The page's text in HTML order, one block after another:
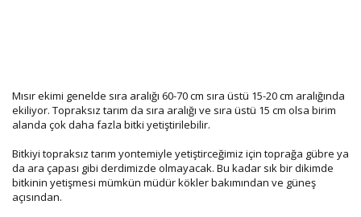
Mısır ekimi genelde sıra aralığı 60-70 cm sıra üstü 15-20 cm aralığında
ekiliyor. Topraksız tarım da sıra aralığı ve sıra üstü 15 cm olsa birim
alanda çok daha fazla bitki yetiştirilebilir.
Bitkiyi topraksız tarım yontemiyle yetiştirceğimiz için toprağa gübre ya
da ara çapası gibi derdimizde olmayacak. Bu kadar sık bir dikimde
bitkinin yetişmesi mümkün müdür kökler bakımından ve güneş
açısından.